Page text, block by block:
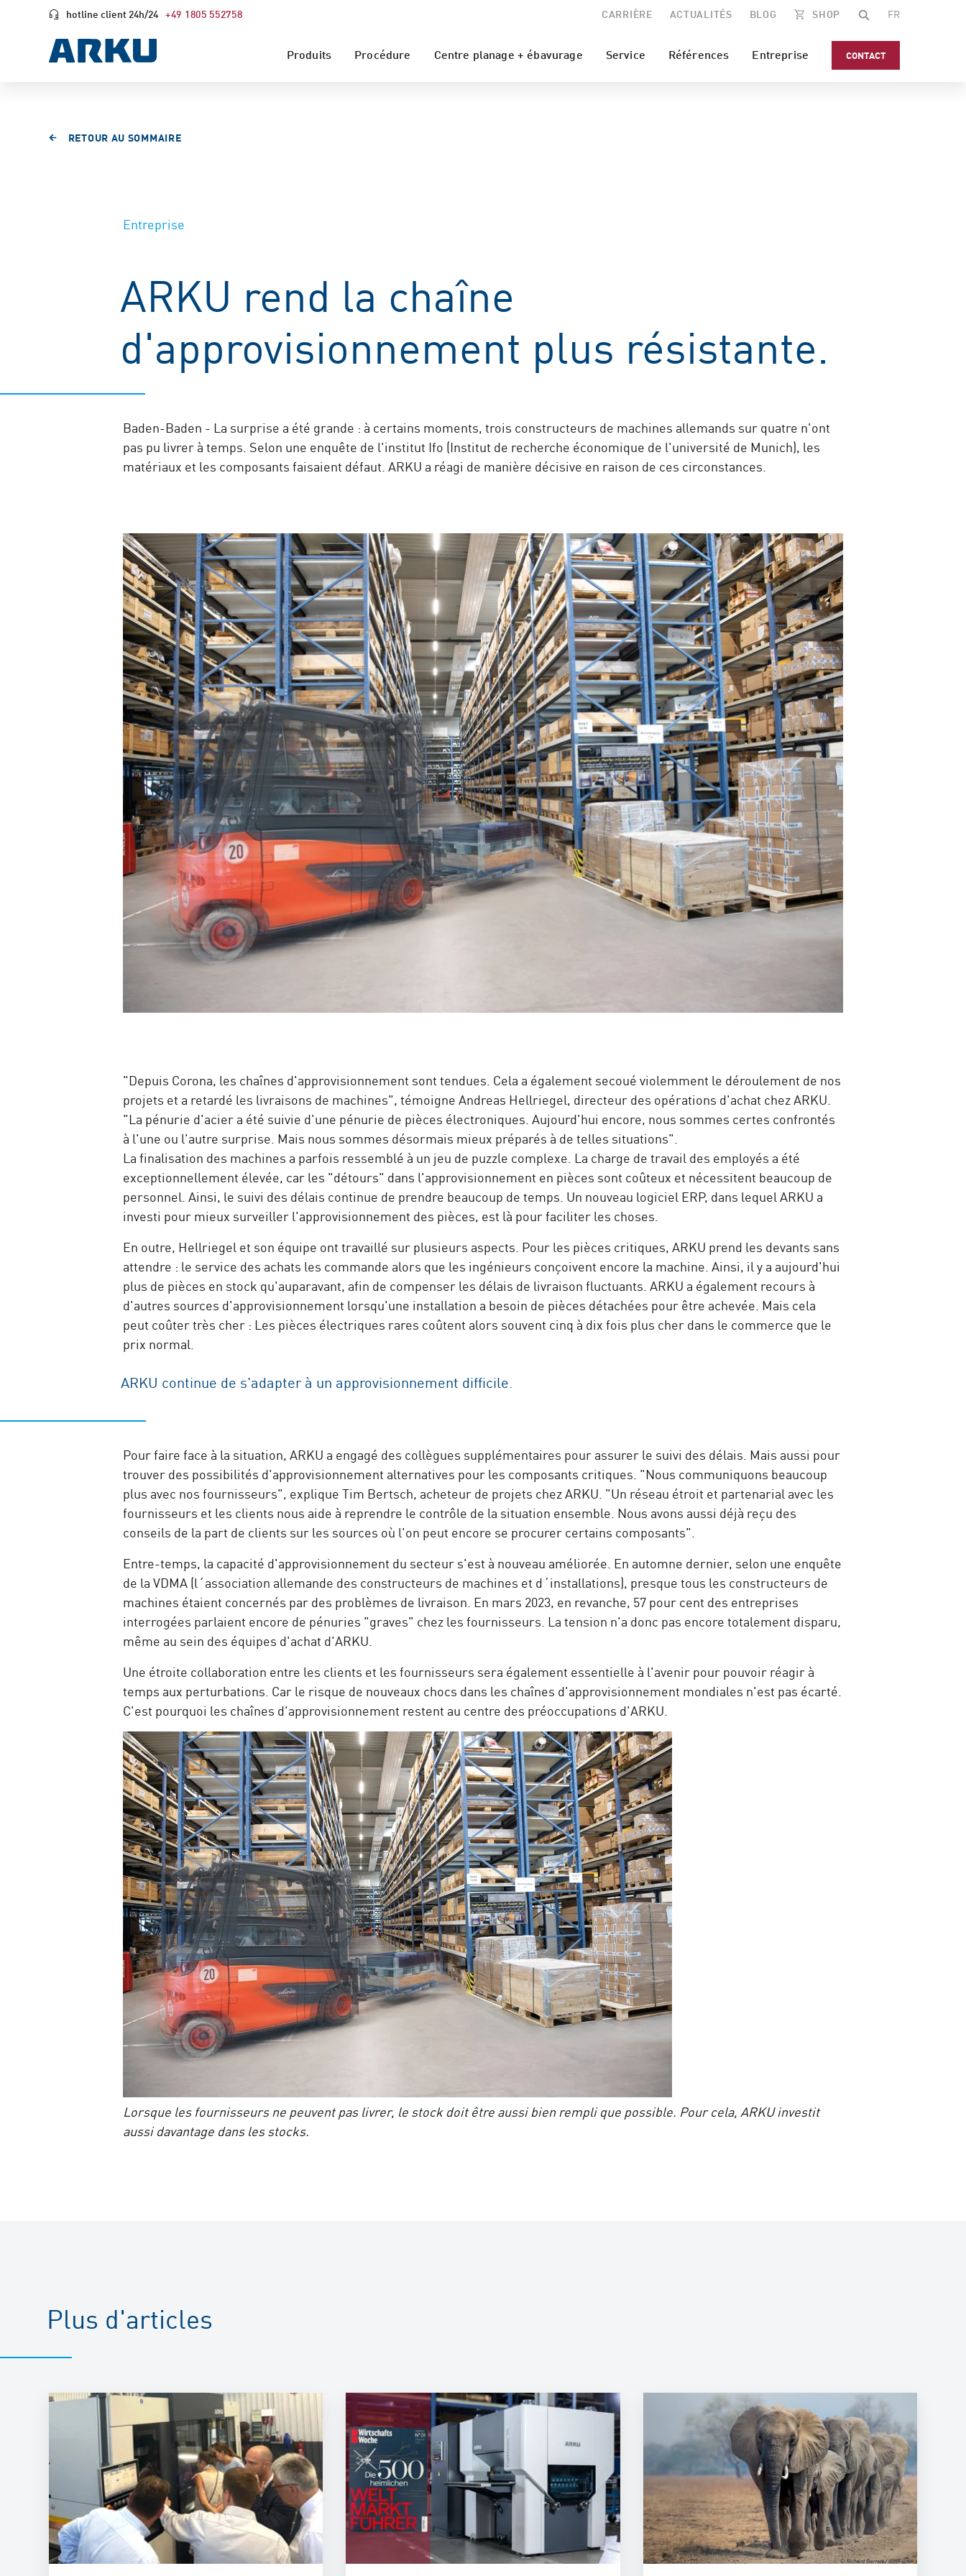
hotline client 24h/24 +49 1805 552758 CARRIÈRE ACTUALITÉS BLOG SHOP FR
Produits Procédure Centre planage + ébavurage Service Références Entreprise CONTACT
RETOUR AU SOMMAIRE
Entreprise
ARKU rend la chaîne
d'approvisionnement plus résistante.
Baden-Baden - La surprise a été grande : à certains moments, trois constructeurs de machines allemands sur quatre n'ont
pas pu livrer à temps. Selon une enquête de l'institut Ifo (Institut de recherche économique de l'université de Munich), les
matériaux et les composants faisaient défaut. ARKU a réagi de manière décisive en raison de ces circonstances.
"Depuis Corona, les chaînes d'approvisionnement sont tendues. Cela a également secoué violemment le déroulement de nos
projets et a retardé les livraisons de machines", témoigne Andreas Hellriegel, directeur des opérations d'achat chez ARKU.
"La pénurie d'acier a été suivie d'une pénurie de pièces électroniques. Aujourd'hui encore, nous sommes certes confrontés
à l'une ou l'autre surprise. Mais nous sommes désormais mieux préparés à de telles situations".
La finalisation des machines a parfois ressemblé à un jeu de puzzle complexe. La charge de travail des employés a été
exceptionnellement élevée, car les "détours" dans l'approvisionnement en pièces sont coûteux et nécessitent beaucoup de
personnel. Ainsi, le suivi des délais continue de prendre beaucoup de temps. Un nouveau logiciel ERP, dans lequel ARKU a
investi pour mieux surveiller l'approvisionnement des pièces, est là pour faciliter les choses.
En outre, Hellriegel et son équipe ont travaillé sur plusieurs aspects. Pour les pièces critiques, ARKU prend les devants sans
attendre : le service des achats les commande alors que les ingénieurs conçoivent encore la machine. Ainsi, il y a aujourd'hui
plus de pièces en stock qu'auparavant, afin de compenser les délais de livraison fluctuants. ARKU a également recours à
d'autres sources d'approvisionnement lorsqu'une installation a besoin de pièces détachées pour être achevée. Mais cela
peut coûter très cher : Les pièces électriques rares coûtent alors souvent cinq à dix fois plus cher dans le commerce que le
prix normal.
ARKU continue de s'adapter à un approvisionnement difficile.
Pour faire face à la situation, ARKU a engagé des collègues supplémentaires pour assurer le suivi des délais. Mais aussi pour
trouver des possibilités d'approvisionnement alternatives pour les composants critiques. "Nous communiquons beaucoup
plus avec nos fournisseurs", explique Tim Bertsch, acheteur de projets chez ARKU. "Un réseau étroit et partenarial avec les
fournisseurs et les clients nous aide à reprendre le contrôle de la situation ensemble. Nous avons aussi déjà reçu des
conseils de la part de clients sur les sources où l'on peut encore se procurer certains composants".
Entre-temps, la capacité d'approvisionnement du secteur s'est à nouveau améliorée. En automne dernier, selon une enquête
de la VDMA (l´association allemande des constructeurs de machines et d´installations), presque tous les constructeurs de
machines étaient concernés par des problèmes de livraison. En mars 2023, en revanche, 57 pour cent des entreprises
interrogées parlaient encore de pénuries "graves" chez les fournisseurs. La tension n'a donc pas encore totalement disparu,
même au sein des équipes d'achat d'ARKU.
Une étroite collaboration entre les clients et les fournisseurs sera également essentielle à l'avenir pour pouvoir réagir à
temps aux perturbations. Car le risque de nouveaux chocs dans les chaînes d'approvisionnement mondiales n'est pas écarté.
C'est pourquoi les chaînes d'approvisionnement restent au centre des préoccupations d'ARKU.
Lorsque les fournisseurs ne peuvent pas livrer, le stock doit être aussi bien rempli que possible. Pour cela, ARKU investit
aussi davantage dans les stocks.
Plus d'articles